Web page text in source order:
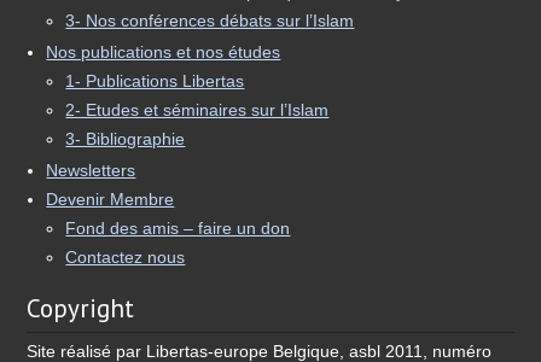
3- Nos conférences débats sur l’Islam
Nos publications et nos études
1- Publications Libertas
2- Etudes et séminaires sur l’Islam
3- Bibliographie
Newsletters
Devenir Membre
Fond des amis – faire un don
Contactez nous
Copyright
Site réalisé par Libertas-europe Belgique, asbl 2011, numéro